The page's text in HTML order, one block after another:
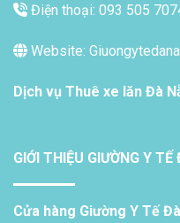
Điện thoại: 093 505
Website:
Dịch vụ Thuê xe lăn Đà
GIỚI THIỆU GIƯỜNG Y
Cửa hàng Giường Y Tế